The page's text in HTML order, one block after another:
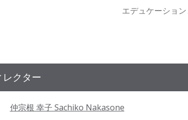
エデュケーショ
クター
仲宗根 幸子 Sachiko Nakasone